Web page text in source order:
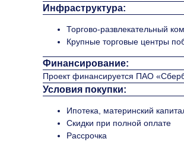
Инфраструктура:
Торгово-развлекательный
Крупные торговые центры
Финансирование:
Проект финансируется ПАО
Условия покупки:
Ипотека, материнский
Скидки при полной оплате
Рассрочка